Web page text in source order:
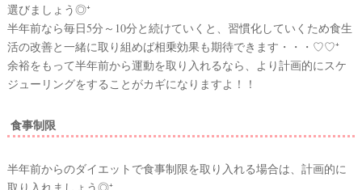
選びましょう◎⁺
半年前なら毎日5分～10分と続けていくと、習慣化していくため食生
活の改善と一緒に取り組めば相乗効果も期待できます・・・♡♡⁺
余裕をもって半年前から運動を取り入れるなら、より計画的にスケ
ジューリングをすることがカギになりますよ！！
食事制限
半年前からのダイエットで食事制限を取り入れる場合は、計画的に
L
A